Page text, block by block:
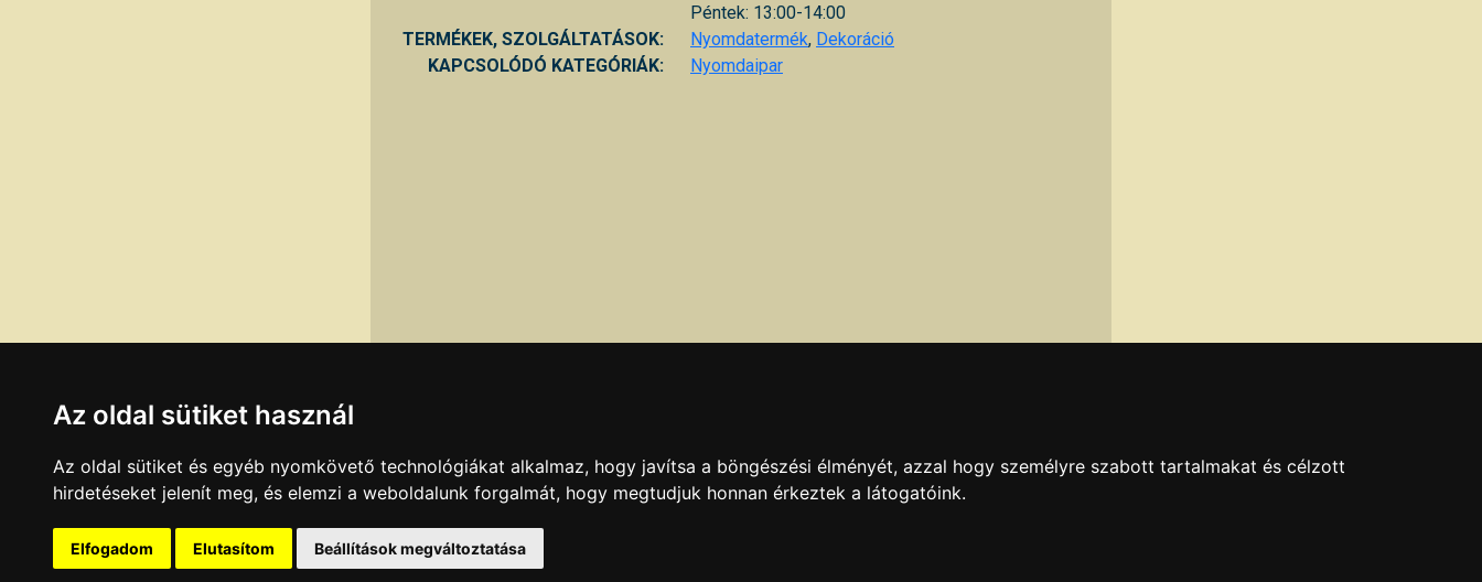
Péntek: 13:00-14:00
TERMÉKEK, SZOLGÁLTATÁSOK:
Nyomdatermék, Dekoráció
KAPCSOLÓDÓ KATEGÓRIÁK:
Nyomdaipar
Adatok legutóbbi ellenőrzésének dátuma:2009.07.02
Az oldal sütiket használ
Az oldal sütiket és egyéb nyomkövető technológiákat alkalmaz, hogy javítsa a böngészési élményét, azzal hogy személyre szabott tartalmakat és célzott
hirdetéseket jelenít meg, és elemzi a weboldalunk forgalmát, hogy megtudjuk honnan érkeztek a látogatóink.
Elfogadom Elutasítom Beállítások megváltoztatása